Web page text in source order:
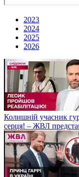
2023
2024
2025
2026
Колишній учасник
серця! – ЖВЛ